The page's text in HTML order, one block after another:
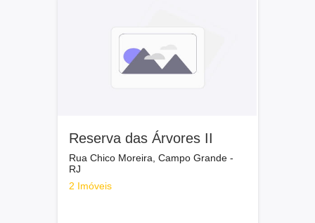
Reserva das Árvores II
Rua Chico Moreira, Campo Grande -
RJ
2 Imóveis